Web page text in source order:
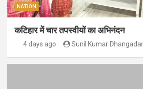
NATION
कटिहार में चार तपस्वीयों का अभिनंदन
4 days ago Sunil Kumar